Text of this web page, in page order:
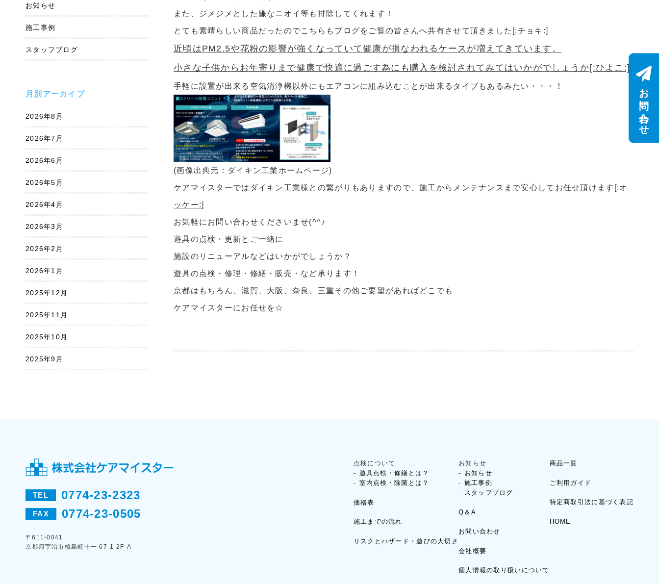
お知らせ
施工事例
スタッフブログ
月別アーカイブ
2026年8月
2026年7月
2026年6月
2026年5月
2026年4月
2026年3月
2026年2月
2026年1月
2025年12月
2025年11月
2025年10月
2025年9月
また、ジメジメとした嫌なニオイ等も排除してくれます！
とても素晴らしい商品だったのでこちらもブログをご覧の皆さんへ共有させて頂きました[:チョキ:]
近頃はPM2.5や花粉の影響が強くなっていて健康が損なわれるケースが増えてきています。
小さな子供からお年寄りまで健康で快適に過ごす為にも購入を検討されてみてはいかがでしょうか[:ひよこ:]
手軽に設置が出来る空気清浄機以外にもエアコンに組み込むことが出来るタイプもあるみたい・・・！
(画像出典元：ダイキン工業ホームページ)
ケアマイスターではダイキン工業様との繋がりもありますので、施工からメンテナンスまで安心してお任せ頂けます[:オ
ッケー:]
お気軽にお問い合わせくださいませ(^^♪
遊具の点検・更新とご一緒に
施設のリニューアルなどはいかがでしょうか？
遊具の点検・修理・修繕・販売・など承ります！
京都はもちろん、滋賀、大阪、奈良、三重その他ご要望があればどこでも
ケアマイスターにお任せを☆
TEL 0774-23-2323
FAX 0774-23-0505
〒611-0041
京都府宇治市槙島町十一 67-1 2F-A
点検について
遊具点検・修繕とは？
室内点検・除菌とは？
価格表
施工までの流れ
リスクとハザード・遊びの大切さ
お知らせ
お知らせ
施工事例
スタッフブログ
Q＆A
お問い合わせ
会社概要
個人情報の取り扱いについて
商品一覧
ご利用ガイド
特定商取引法に基づく表記
HOME
お問い合わせ